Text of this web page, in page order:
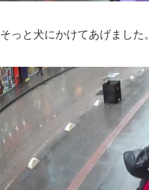
そっと犬にかけてあげました。